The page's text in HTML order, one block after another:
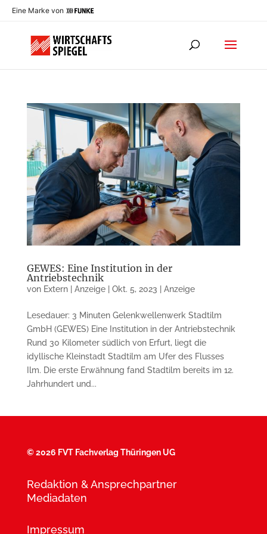
Eine Marke von
GEWES: Eine Institution in der
Antriebstechnik
von Extern | Anzeige| Okt. 5, 2023 Anzeige
Lesedauer: 3 Minuten Gelenkwellenwerk Stadtilm
GmbH (GEWES) Eine Institution in der Antriebstechnik
Rund 30 Kilometer südlich von Erfurt, liegt die
idyllische Kleinstadt Stadtilm am Ufer des Flusses
Ilm. Die erste Erwähnung fand Stadtilm bereits im 12.
Jahrhundert und...
©2026 FVT Fachverlag Thüringen UG
Redaktion & Ansprechpartner
Mediadaten
Impressum